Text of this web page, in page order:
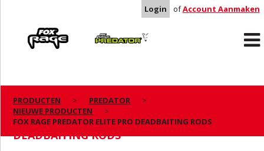
Login ofAccount Aanmaken
Predator
PRODUCTEN
PREDATOR
NIEUWE PRODUCTEN
FOX RAGE PREDATOR ELITE PRO DEADBAITING RODS
FOX RAGE PREDATOR ELITE PRO
DEADBAITING RODS